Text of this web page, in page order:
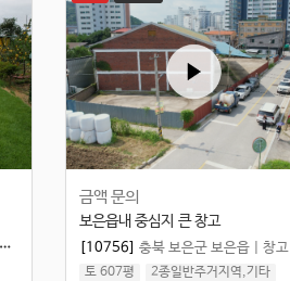
금액 문의
보은읍내 중심지 큰 창고
[10756] 충북 보은군 보은읍 창고
토 607평
2종일반주거지역,기타